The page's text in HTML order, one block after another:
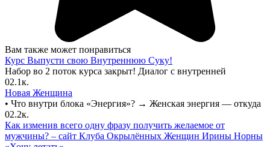
Вам также может понравиться
Курс Выпусти свою Внутреннюю Суку!
Набор во 2 поток курса закрыт! Диалог с внутренней
02.1к.
Новая Женщина
• Что внутри блока «Энергия»? → Женская энергия — откуда
02.2к.
Как изменив всего одну фразу получить желаемое от
мужчины? – сайт Клуба Окрылённых Женщин Ирины Норны